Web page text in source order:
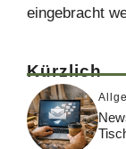
eingebracht
Kürzlich